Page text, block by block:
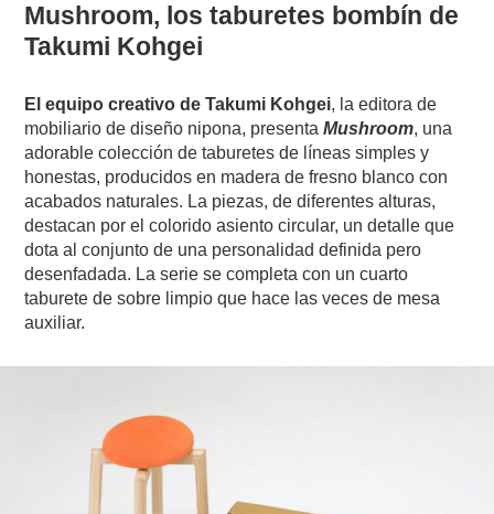
Mushroom, los taburetes bombín de
Takumi Kohgei
El equipo creativo de Takumi Kohgei, la editora de
mobiliario de diseño nipona, presentaMushroom, una
adorable colección de taburetes de líneas simples y
honestas, producidos en madera de fresno blanco con
acabados naturales. La piezas, de diferentes alturas,
destacan por el colorido asiento circular, un detalle que
dota al conjunto de una personalidad definida pero
desenfadada. La serie se completa con un cuarto
taburete de sobre limpio que hace las veces de mesa
auxiliar.